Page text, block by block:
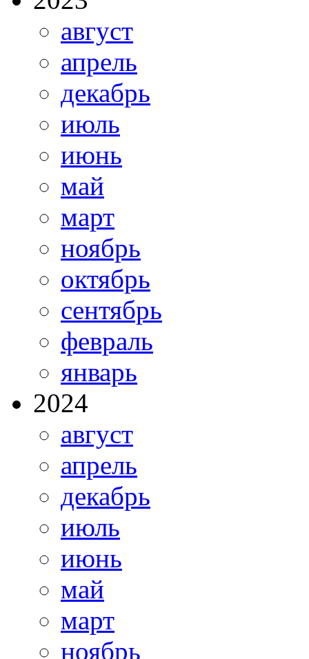
август
апрель
декабрь
июль
июнь
май
март
ноябрь
октябрь
сентябрь
февраль
январь
2024
август
апрель
декабрь
июль
июнь
май
март
ноябрь